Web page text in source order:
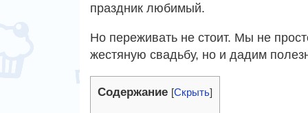
праздник любимый.
Но переживать не стоит. Мы не
жестяную свадьбу, но и дадим
Содержание [Скрыть]